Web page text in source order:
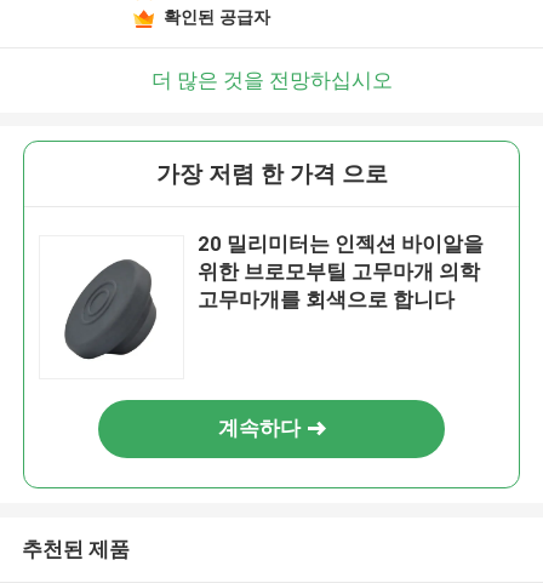
확인된 공급자
더 많은 것을 전망하십시오
가장 저렴 한 가격 으로
20 밀리미터는 인젝션 바이알을
위한 브로모부틸 고무마개 의학
고무마개를 회색으로 합니다
계속하다
추천된 제품